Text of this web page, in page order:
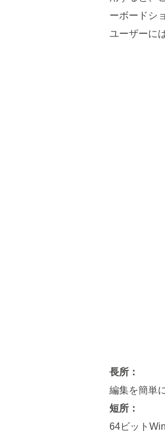
ーボードシ
ユーザーに
長所：
編集を簡単
短所：
64ビット